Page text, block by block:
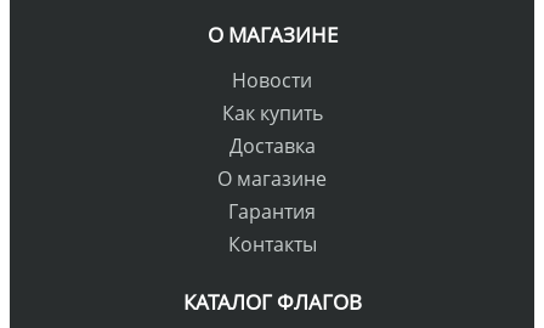
О МАГАЗИНЕ
Новости
Как купить
Доставка
О магазине
Гарантия
Контакты
КАТАЛОГ ФЛАГОВ